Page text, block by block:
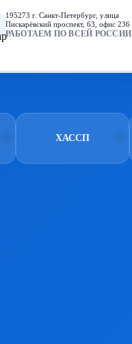
195273 г. Санкт-Петербург, улица
Пискарёвский проспект, 63, офис 236
РАБОТАЕМ ПО ВСЕЙ РОССИИ
ХАССП